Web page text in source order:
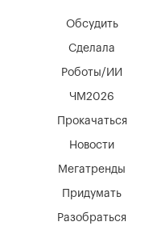
Мегатренды
Придумать
Разобраться
Новости
Обсудить
Сделала
Роботы/ИИ
ЧМ2026
Прокачаться